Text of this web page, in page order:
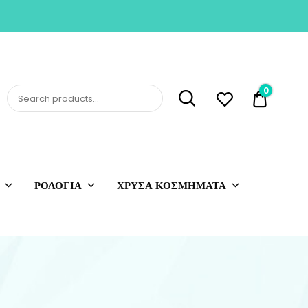
0,00 €
0
ΡΟΛΟΓΙΑ ΧΡΥΣΑ ΚΟΣΜΗΜΑΤΑ